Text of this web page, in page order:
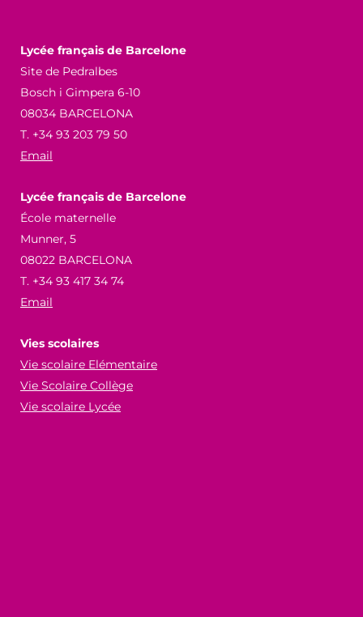
Lycée français de Barcelone
Site de Pedralbes
Bosch i Gimpera 6-10
08034 BARCELONA
T. +34 93 203 79 50
Email
Lycée français de Barcelone
École maternelle
Munner, 5
08022 BARCELONA
T. +34 93 417 34 74
Email
Vies scolaires
Vie scolaire Elémentaire
Vie Scolaire Collège
Vie scolaire Lycée